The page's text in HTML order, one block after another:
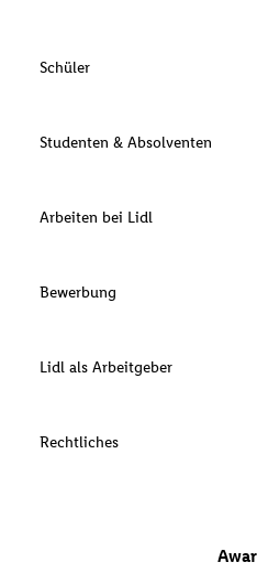
Schüler
Studenten & Absolventen
Arbeiten bei Lidl
Bewerbung
Lidl als Arbeitgeber
Rechtliches